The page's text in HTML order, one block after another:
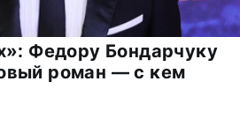
Федору Бондарчуку
роман — с кем